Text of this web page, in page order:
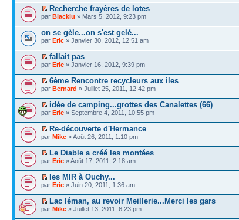
Recherche frayères de lotes
par Blacklu » Mars 5, 2012, 9:23 pm
on se gèle...on s'est gelé...
par Eric » Janvier 30, 2012, 12:51 am
fallait pas
par Eric » Janvier 16, 2012, 9:39 pm
6ème Rencontre recycleurs aux iles
par Bernard » Juillet 25, 2011, 12:42 pm
idée de camping...grottes des Canalettes (66)
par Eric » Septembre 4, 2011, 10:55 pm
Re-découverte d'Hermance
par Mike » Août 26, 2011, 1:10 pm
Le Diable a créé les montées
par Eric » Août 17, 2011, 2:18 am
les MIR à Ouchy...
par Eric » Juin 20, 2011, 1:36 am
Lac léman, au revoir Meillerie...Merci les gars
par Mike » Juillet 13, 2011, 6:23 pm